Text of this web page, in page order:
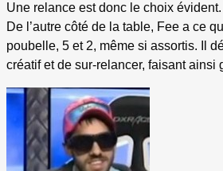
Une relance est donc le choix évident.
De l’autre côté de la table, Fee a ce
poubelle, 5 et 2, même si assortis. Il
créatif et de sur-relancer, faisant ainsi